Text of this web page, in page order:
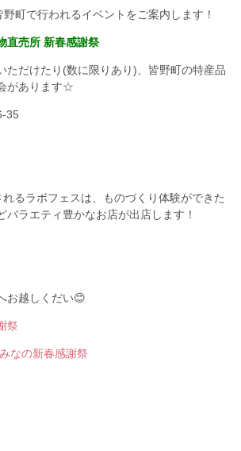
野町で行われるイベントをご案内します！
直売所 新春感謝祭
ただけたり(数に限りあり)、皆野町の特産品
があります☆
35
るラボフェスは、ものづくり体験ができた
バラエティ豊かなお店が出店します！
お越しくだい😊
祭
なの新春感謝祭